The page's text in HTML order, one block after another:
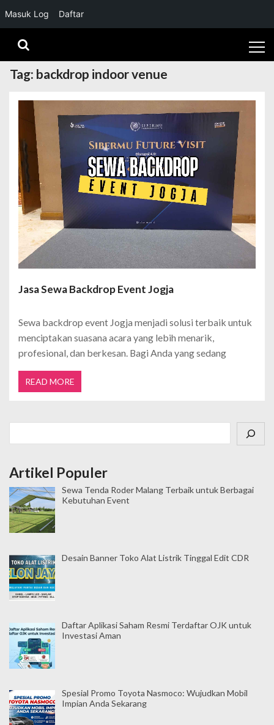
Masuk Log
Daftar
navigation
content
Tag: backdrop indoor venue
Jasa Sewa Backdrop Event Jogja
Sewa backdrop event Jogja menjadi solusi terbaik untuk
menciptakan suasana acara yang lebih menarik,
profesional, dan berkesan. Bagi Anda yang sedang
READ MORE
Artikel Populer
Sewa Tenda Roder Malang Terbaik untuk Berbagai
Kebutuhan Event
Desain Banner Toko Alat Listrik Tinggal Edit CDR
Daftar Aplikasi Saham Resmi Terdaftar OJK untuk
Investasi Aman
Spesial Promo Toyota Nasmoco: Wujudkan Mobil
Impian Anda Sekarang